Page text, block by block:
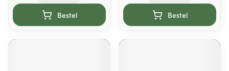
Bestel Bestel